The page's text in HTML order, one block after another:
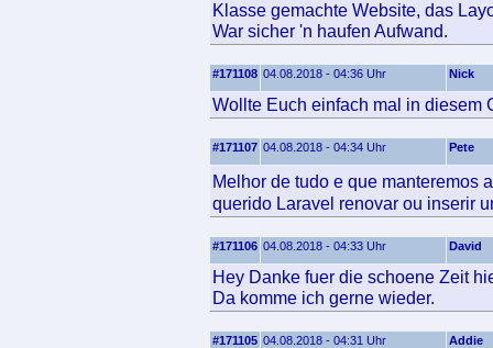
Klasse gemachte Website, das
War sicher 'n haufen Aufwand.
#171108 04.08.2018 - 04:36 Uhr Nick
Wollte Euch einfach mal in diesem
#171107 04.08.2018 - 04:34 Uhr Pete
Melhor de tudo e que
querido Laravel renovar ou inserir
#171106 04.08.2018 - 04:33 Uhr David
Hey Danke fuer die schoene Zeit
Da komme ich gerne wieder.
#171105 04.08.2018 - 04:31 Uhr Addie